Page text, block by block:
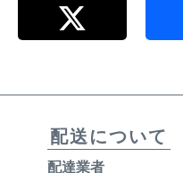
配送について
配達業者